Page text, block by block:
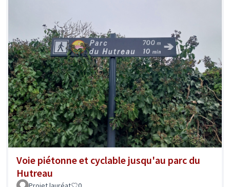
Voie piétonne et cyclable jusqu'au parc du
Hutreau